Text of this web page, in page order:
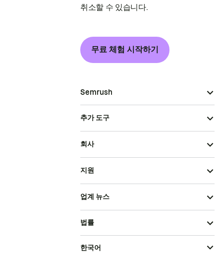
취소할 수 있습니다.
무료 체험 시작하기
Semrush
추가 도구
회사
지원
업계 뉴스
법률
한국어